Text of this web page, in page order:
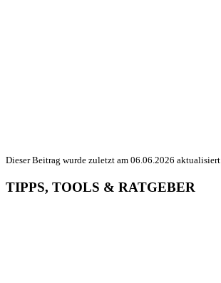
Dieser Beitrag wurde zuletzt am 06.06.2026 aktualisiert.
TIPPS, TOOLS & RATGEBER